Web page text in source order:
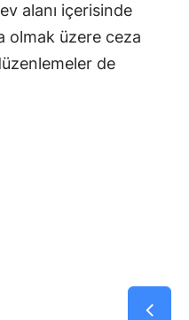
alanı içerisinde
olmak üzere ceza
de